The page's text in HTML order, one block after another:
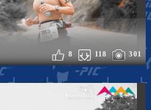
301
118
8